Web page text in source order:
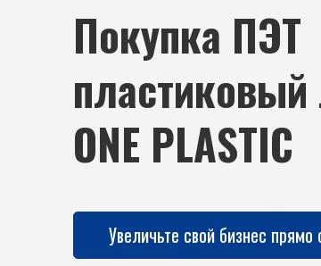
Покупка ПЭТ
пластиковый
ONE PLASTIC
Увеличьте свой бизнес прямо